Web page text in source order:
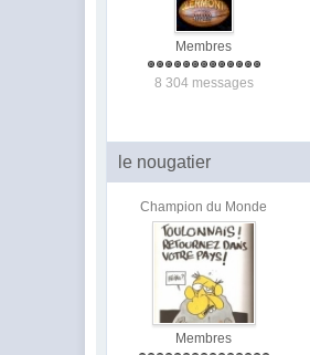
Membres
8 304 messages
le nougatier
Champion du Monde
Membres